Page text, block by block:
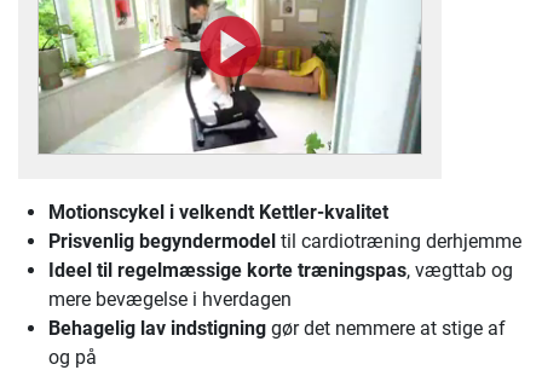
Motionscykel i velkendt Kettler-kvalitet
Prisvenlig begyndermodel til cardiotræning derhjemme
Ideel til regelmæssige korte træningspas, vægttab og
mere bevægelse i hverdagen
Behagelig lav indstigning gør det nemmere at stige af
og på